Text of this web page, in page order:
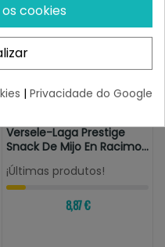
Versele-Laga Prestige
Snack De Mijo En Racimo
¡Últimas produtos!
8,87 €
cookies
| Privacidade do Google